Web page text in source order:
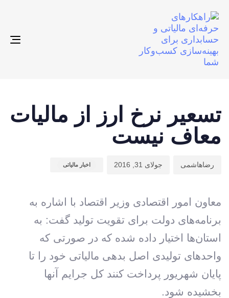
تسعیر نرخ ارز از مالیات
معاف نیست
رضاهاشمی جولای 31, 2016 اخبار مالیاتی
معاون امور اقتصادی وزیر اقتصاد با اشاره به
برنامه‌های دولت برای تقویت تولید گفت: به
استان‌ها اختیار داده شده که در صورتی که
واحدهای تولیدی اصل بدهی مالیاتی خود را تا
پایان شهریور پرداخت کنند کل جرایم آنها
بخشیده شود.